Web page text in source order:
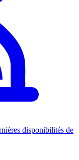
disponibilités de